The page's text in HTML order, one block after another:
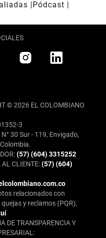
Pódcast
© 2026 EL COLOMBIANO
3
30 Sur - 119, Envigado,
(57) (604) 3315252
AL CLIENTE:(57) (604)
relacionados con
y reclamos (PQR),
DE TRANSPARENCIA Y